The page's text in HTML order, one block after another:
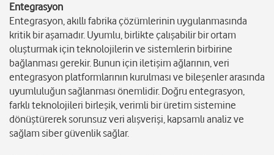
Entegrasyon
Entegrasyon, akıllı fabrika çözümlerinin uygulanmasında
kritik bir aşamadır. Uyumlu, birlikte çalışabilir bir ortam
oluşturmak için teknolojilerin ve sistemlerin birbirine
bağlanması gerekir. Bunun için iletişim ağlarının, veri
entegrasyon platformlarının kurulması ve bileşenler arasında
uyumluluğun sağlanması önemlidir. Doğru entegrasyon,
farklı teknolojileri birleşik, verimli bir üretim sistemine
dönüştürerek sorunsuz veri alışverişi, kapsamlı analiz ve
sağlam siber güvenlik sağlar.